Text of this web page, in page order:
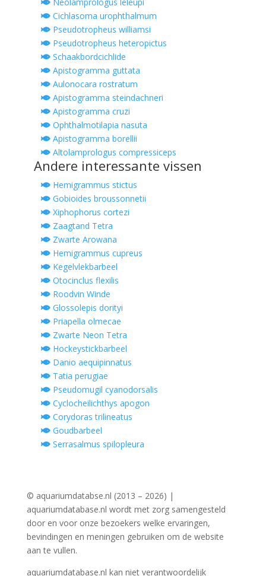
Cichlasoma urophthalmum
Pseudotropheus williamsi
Pseudotropheus heteropictus
Schaakbordcichlide
Apistogramma guttata
Aulonocara rostratum
Apistogramma steindachneri
Apistogramma cruzi
Ophthalmotilapia nasuta
Apistogramma borellii
Altolamprologus compressiceps
Andere interessante vissen
Hemigrammus stictus
Gobioides broussonnetii
Xiphophorus cortezi
Zaagtand Tetra
Zwarte Arowana
Hemigrammus cupreus
Kegelvlekbarbeel
Otocinclus flexilis
Roodvin Winde
Glossolepis dorityi
Priapella olmecae
Zwarte Neon Tetra
Hockeystickbarbeel
Danio aequipinnatus
Tatia perugiae
Pseudomugil cyanodorsalis
Cyclocheilichthys apogon
Corydoras trilineatus
Goudbarbeel
Serrasalmus spilopleura
© aquariumdatabse.nl (2013 – 2026) |
aquariumdatabase.nl wordt met zorg samengesteld
door en voor onze bezoekers welke ervaringen,
bevindingen en meningen gebruiken om de website
aan te vullen.
aquariumdatabase.nl kan niet verantwoordelijk